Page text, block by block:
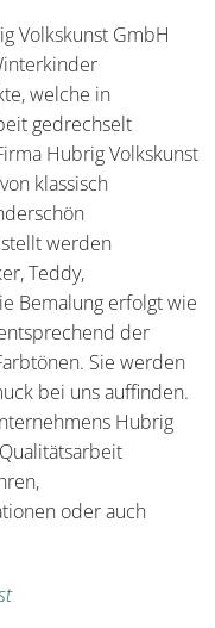
Volkskunst GmbH
welche in
gedrechselt
Hubrig Volkskunst
klassisch
werden
Teddy,
Bemalung erfolgt wie
der
Sie werden
bei uns auffinden.
Hubrig
oder auch